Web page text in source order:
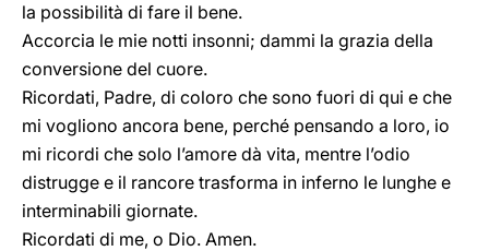
la possibilità di fare il bene.
Accorcia le mie notti insonni; dammi la grazia della
conversione del cuore.
Ricordati, Padre, di coloro che sono fuori di qui e che
mi vogliono ancora bene, perché pensando a loro, io
mi ricordi che solo l’amore dà vita, mentre l’odio
distrugge e il rancore trasforma in inferno le lunghe e
interminabili giornate.
Ricordati di me, o Dio. Amen.